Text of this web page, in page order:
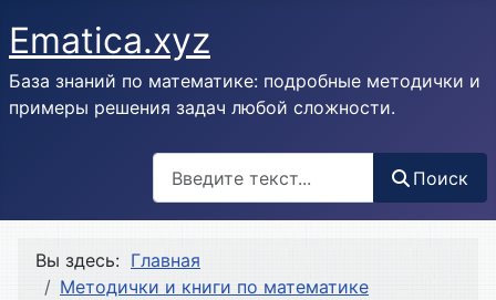
Ematica.xyz
База знаний по математике: подробные методички и
примеры решения задач любой сложности.
Поиск
Вы здесь: Главная
Методички и книги по математике